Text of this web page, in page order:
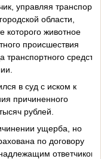
управляя
области,
которого животное
происшествия
транспортного
в суд с иском к
причиненного
рублей.
ущерба, но
по договору
ответчиком